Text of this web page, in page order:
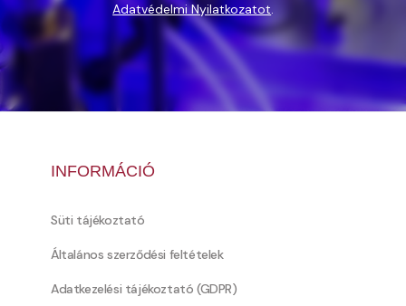
Adatvédelmi Nyilatkozatot.
INFORMÁCIÓ
Süti tájékoztató
Általános szerződési feltételek
Adatkezelési tájékoztató (GDPR)